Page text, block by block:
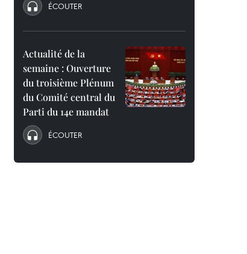
ÉCOUTER
Actualité de la
semaine : Ouverture
du troisième Plénum
du Comité central du
Parti du 14e mandat
ÉCOUTER